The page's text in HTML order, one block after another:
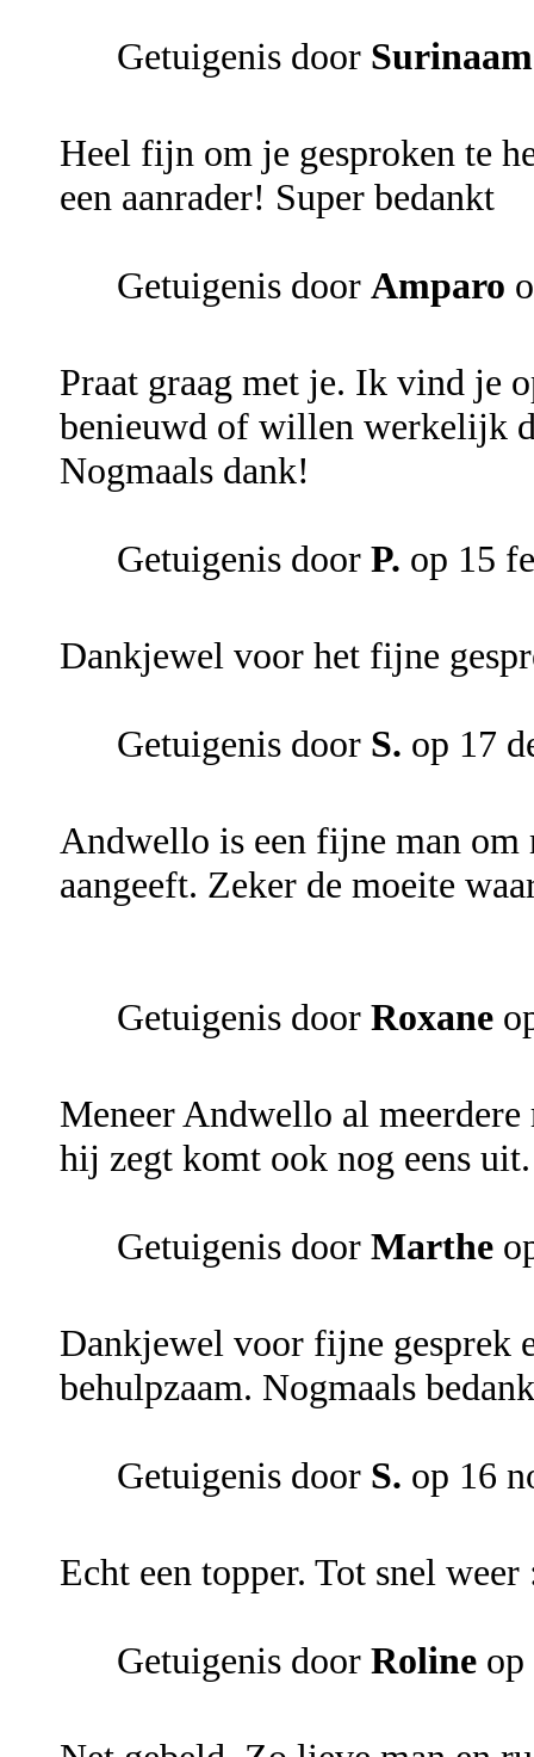
Getuigenis door
Heel fijn om je gesproken te
een aanrader! Super bedankt
Getuigenis door Amparo
Praat graag met je. Ik vind je
benieuwd of willen werkelijk
Nogmaals dank!
Getuigenis door P. op 15
Dankjewel voor het fijne
Getuigenis door S. op 17
Andwello is een fijne man om
aangeeft. Zeker de moeite
Getuigenis door Roxane
Meneer Andwello al
hij zegt komt ook nog eens
Getuigenis door Marthe
Dankjewel voor fijne gesprek
behulpzaam. Nogmaals
Getuigenis door S. op 16
Echt een topper. Tot snel weer
Getuigenis door Roline op